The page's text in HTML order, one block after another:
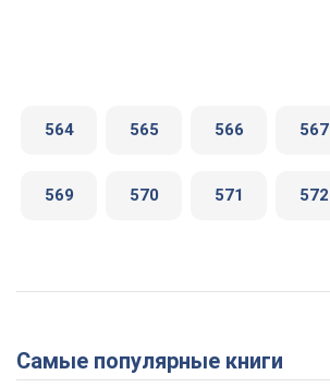
564 565 566 567
569 570 571 572
Самые популярные книги